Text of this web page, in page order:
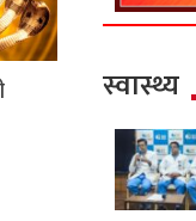
स्वास्थ्य